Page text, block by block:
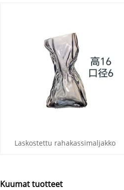
Laskostettu rahakassimaljakko
Kuumat tuotteet